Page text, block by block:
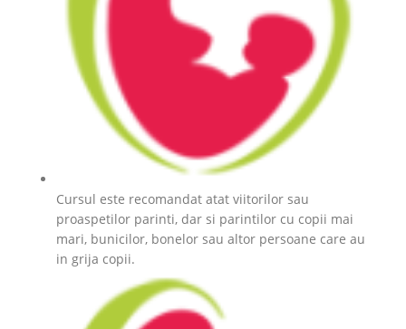
Cursul este recomandat atat viitorilor sau
proaspetilor parinti, dar si parintilor cu copii mai
mari, bunicilor, bonelor sau altor persoane care au
in grija copii.